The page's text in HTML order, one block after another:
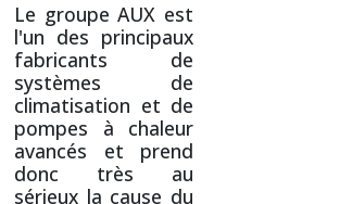
Le groupe AUX est
l'un des principaux
fabricants de
systèmes de
climatisation et de
pompes à chaleur
avancés et prend
donc très au
sérieux la cause du